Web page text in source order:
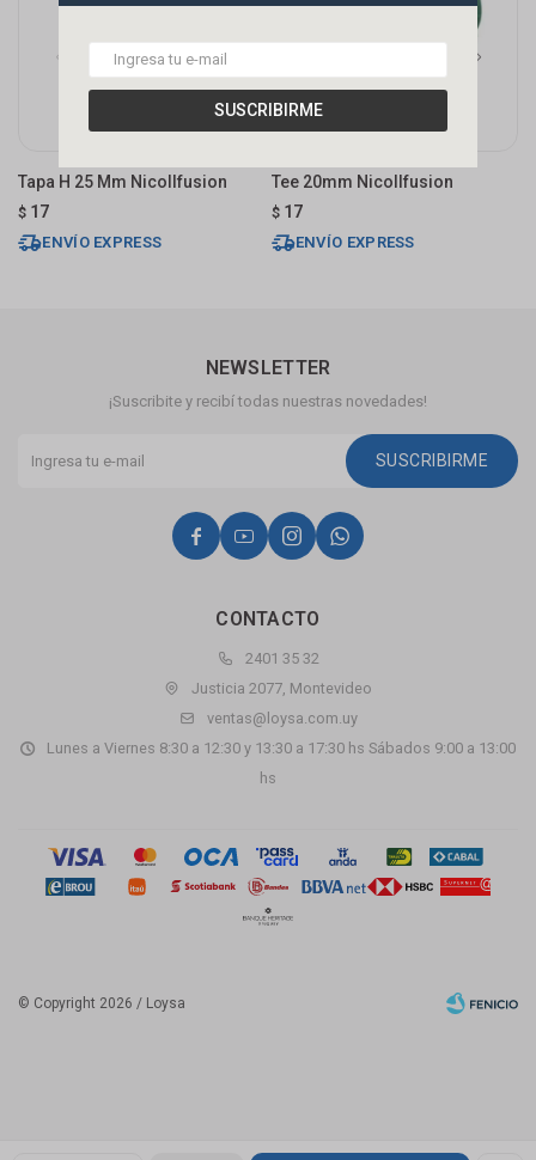
SUSCRIBIRME
Tapa H 25 Mm Nicollfusion
$ 17
ENVÍO EXPRESS
Tee 20mm Nicollfusion
$ 17
ENVÍO EXPRESS
CONTACTO
2401 35 32
Justicia 2077, Montevideo
ventas@loysa.com.uy
Lunes a Viernes 8:30 a 12:30 y 13:30 a 17:30 hs Sábados 9:00 a 13:00
hs
NEWSLETTER
¡Suscribite y recibí todas nuestras novedades!
SUSCRIBIRME
   
© Copyright 2026 / Loysa